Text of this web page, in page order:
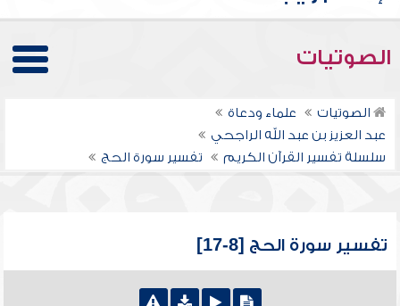
الصوتيات
الصوتيات
علماء ودعاة
عبد العزيز بن عبد الله الراجحي
سلسلة تفسير القرآن الكريم
تفسير سورة الحج
تفسير سورة الحج [8-17]